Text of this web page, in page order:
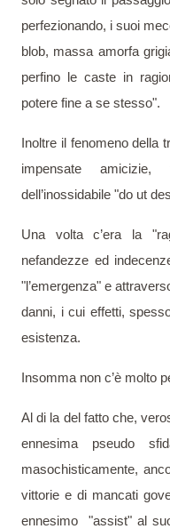
perfezionando, i suoi
blob, massa amorfa
perfino le caste in
potere fine a se stesso".
Inoltre il fenomeno della
impensate
dell’inossidabile "do ut
Una volta c’era la
nefandezze ed
"l’emergenza" e
danni, i cui effetti,
esistenza.
Insomma non c’è molto
Al di la del fatto che,
ennesima pseudo
masochisticamente,
vittorie e di mancati
ennesimo
"assist" al